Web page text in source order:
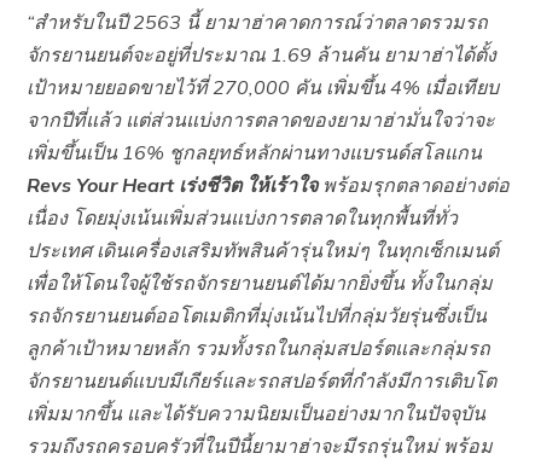
“สำหรับในปี2563 นี้ ยามาฮ่าคาดการณ์ว่าตลาดรวมรถ
จักรยานยนต์จะอยู่ที่ประมาณ 1.69 ล้านคัน ยามาฮ่าได้ตั้ง
เป้าหมายยอดขายไว้ที่270,000 คัน เพิ่มขึ้น 4% เมื่อเทียบ
จากปีที่แล้ว แต่ส่วนแบ่งการตลาดของยามาฮ่ามั่นใจว่าจะ
เพิ่มขึ้นเป็น 16% ชูกลยุทธ์หลักผ่านทางแบรนด์สโลแกน
Revs Your Heart เร่งชีวิต ให้เร้าใจพร้อมรุกตลาดอย่างต่อ
เนื่อง โดยมุ่งเน้นเพิ่มส่วนแบ่งการตลาดในทุกพื้นที่ทั่ว
ประเทศ เดินเครื่องเสริมทัพสินค้ารุ่นใหม่ๆ ในทุกเซ็กเมนต์
เพื่อให้โดนใจผู้ใช้รถจักรยานยนต์ได้มากยิ่งขึ้น ทั้งในกลุ่ม
รถจักรยานยนต์ออโตเมติกที่มุ่งเน้นไปที่กลุ่มวัยรุ่นซึ่งเป็น
ลูกค้าเป้าหมายหลัก รวมทั้งรถในกลุ่มสปอร์ตและกลุ่มรถ
จักรยานยนต์แบบมีเกียร์และรถสปอร์ตที่กำลังมีการเติบโต
เพิ่มมากขึ้น และได้รับความนิยมเป็นอย่างมากในปัจจุบัน
รวมถึงรถครอบครัวที่ในปีนี้ยามาฮ่าจะมีรถรุ่นใหม่ พร้อม